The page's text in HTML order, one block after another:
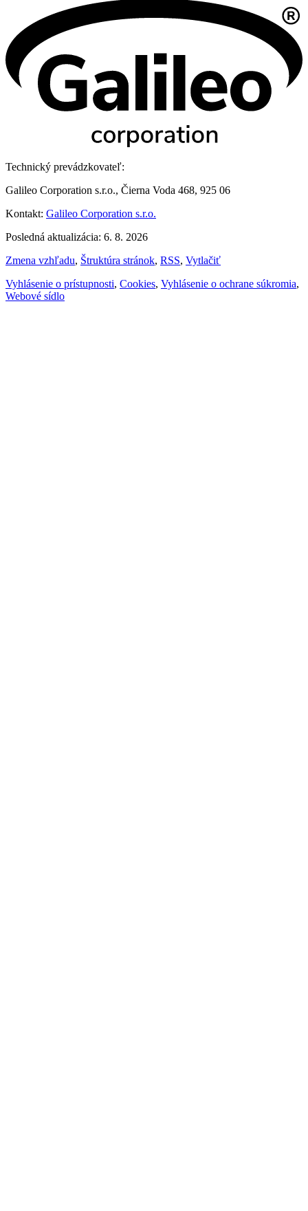
Technický prevádzkovateľ:
Galileo Corporation s.r.o., Čierna Voda 468, 925 06
Kontakt: Galileo Corporation s.r.o.
Posledná aktualizácia: 6. 8. 2026
Zmena vzhľadu, Štruktúra stránok, RSS, Vytlačiť
Vyhlásenie o prístupnosti, Cookies, Vyhlásenie o ochrane súkromia,
Webové sídlo